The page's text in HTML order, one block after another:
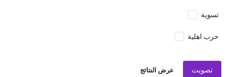
تسوية
حرب اهلية
تصويت عرض النتائج